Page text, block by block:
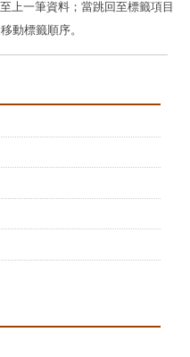
上一筆資料；當跳回至標籤項目
動標籤順序。